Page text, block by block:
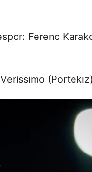
Ferenc
(Portekiz)